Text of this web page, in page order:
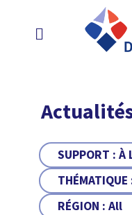
SUPPORT :À
RÉGION :All